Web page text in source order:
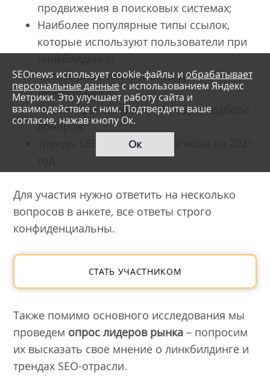
продвижения в поисковых системах;
Наиболее популярные типы ссылок,
которые используют пользователи при
Популярные инструменты для
линкбилдинга;
Параметры, используемые для подбора
доноров;
Тренды SEO-отрасли и прогнозы на 2021
Для участия нужно ответить на несколько
вопросов в анкете, все ответы строго
конфиденциальны.
СТАТЬ УЧАСТНИКОМ
Также помимо основного исследования мы
проведем опрос лидеров рынка – попросим
их высказать свое мнение о линкбилдинге и
трендах SEO-отрасли.
SEOnews использует cookie-файлы и обрабатывает
персональные данные с использованием Яндекс
Метрики. Это улучшает работу сайта и
взаимодействие с ним. Подтвердите ваше
согласие, нажав кнопу Ок.
Ок